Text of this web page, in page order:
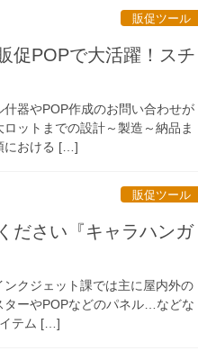
販促ツール
促POPで大活躍！スチ
器やPOP作成のお問い合わせが
ットまでの設計～製造～納品ま
における […]
販促ツール
ださい『キャラハンガ
クジェット課では主に屋内外の
ターやPOPなどのパネル…などな
テム […]